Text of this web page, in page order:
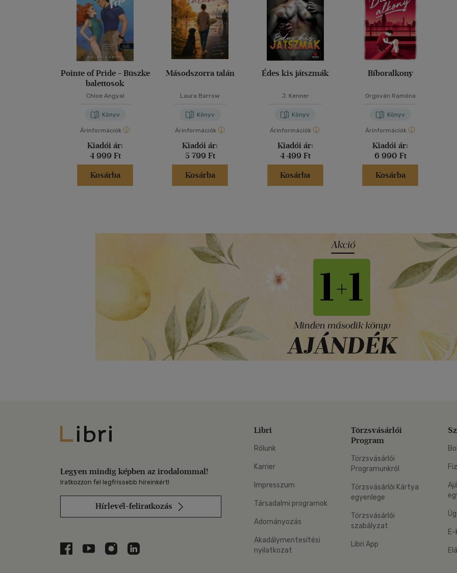
Pointe of Pride - Büszke
balettosok
Chloe Angyal
Könyv
Árinformációk
Kiadói ár:
4 999 Ft
Kosárba
Másodszorra talán
Laura Barrow
Könyv
Árinformációk
Kiadói ár:
5 799 Ft
Kosárba
Édes kis játszmák
J. Kenner
Könyv
Árinformációk
Kiadói ár:
4 499 Ft
Kosárba
Bíboralkony
Orgován Ramóna
Könyv
Árinformációk
Kiadói ár:
6 990 Ft
Kosárba
Libri
Legyen mindig képben az irodalommal!
Iratkozzon fel legfrissebb híreinkért!
Hírlevél-feliratkozás
Libri a Facebookon
Libri a Youtube-on
Libri az Instagramon
Libri a LinkedInen
Libri
Rólunk
Karrier
Impresszum
Társadalmi programok
Adományozás
Akadálymentesítési
nyilatkozat
Törzsvásárlói
Program
Törzsvásárlói
Programunkról
Törzsvásárlói Kártya
egyenlege
Törzsvásárlói
szabályzat
Libri App